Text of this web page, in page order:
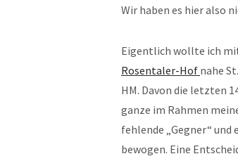
Wir haben es hier also
Eigentlich wollte ich
Rosentaler-Hof nahe
HM. Davon die letzten
ganze im Rahmen
fehlende „Gegner“ und
bewogen. Eine